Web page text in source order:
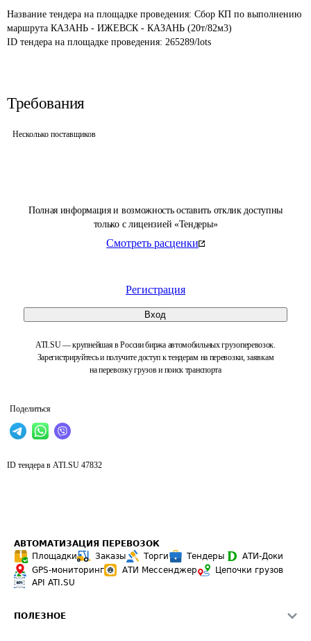
Полная информация и возможность оставить отклик доступны
только с лицензией «Тендеры»
Смотреть расценки
Регистрация
Вход
ATI.SU — крупнейшая в России биржа автомобильных грузоперевозок.
Зарегистрируйтесь и получите доступ к тендерам на перевозки, заявкам
на перевозку грузов и поиск транспорта
Поделиться
Название тендера на площадке проведения: Сбор КП по выполнению
маршрута КАЗАНЬ - ИЖЕВСК - КАЗАНЬ (20т/82м3)
ID тендера на площадке проведения: 265289/lots
Требования
Несколько поставщиков
ID тендера в ATI.SU 47832
АВТОМАТИЗАЦИЯ ПЕРЕВОЗОК
Площадки
Заказы Торги Тендеры
АТИ-Доки
GPS-мониторинг
АТИ Мессенджер
Цепочки грузов
API ATI.SU
ПОЛЕЗНОЕ